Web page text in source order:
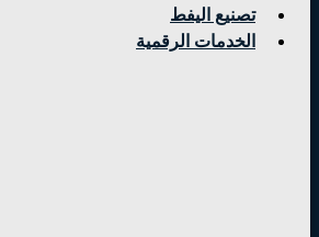
تصنيع اليفط
الخدمات الرقمية